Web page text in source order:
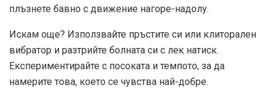
плъзнете бавно с движение нагоре-надолу.
Искам още? Използвайте пръстите си или клиторален
вибратор и разтрийте болната си с лек натиск.
Експериментирайте с посоката и темпото, за да
намерите това, което се чувства най-добре.